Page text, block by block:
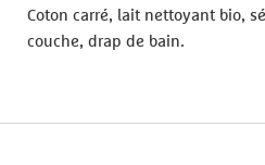
Coton carré, lait nettoyant bio,
couche, drap de bain.